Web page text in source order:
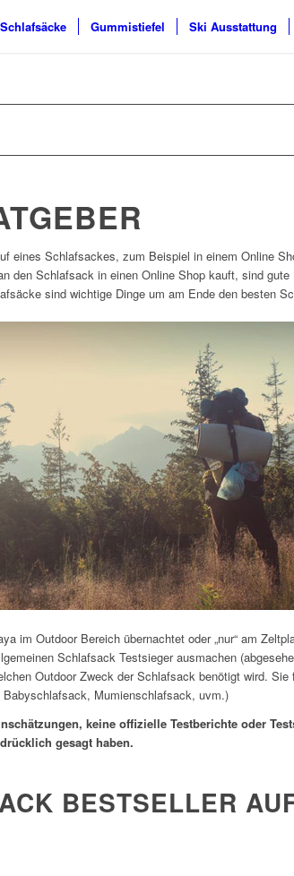
Schlafsäcke Gummistiefel Ski Ausstattung
eines Schlafsackes, zum Beispiel in einem Online
den Schlafsack in einen Online Shop kauft, sind
sind wichtige Dinge um am Ende den besten
im Outdoor Bereich übernachtet oder „nur“ am
Schlafsack Testsieger ausmachen
Outdoor Zweck der Schlafsack benötigt wird.
Mumienschlafsack, uvm.)
keine offizielle Testberichte oder
gesagt haben.
BESTSELLER